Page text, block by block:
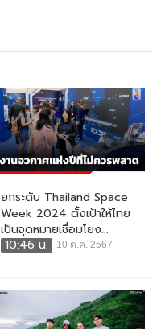
ยกระดับ Thailand Space
Week 2024 ตั้งเป้าให้ไทย
เป็นจุดหมายเชื่อมโยง...
10:46 น.
10 ต.ค. 2567